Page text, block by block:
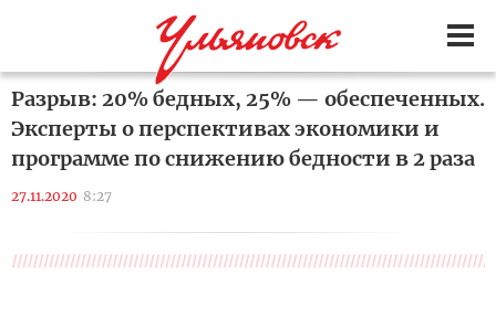
Разрыв: 20% бедных, 25% — обеспеченных.
Эксперты о перспективах экономики и
программе по снижению бедности в 2 раза
27.11.2020 8:27